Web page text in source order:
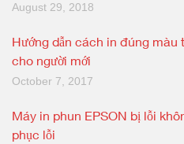
August 29, 2018
Hướng dẫn cách in đúng màu
cho người mới
October 7, 2017
Máy in phun EPSON bị lỗi
phục lỗi